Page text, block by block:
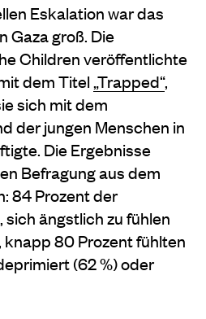
Eskalation war das
Gaza groß. Die
Children veröffentlichte
dem Titel„Trapped“,
sich mit dem
der jungen Menschen in
Die Ergebnisse
Befragung aus dem
84 Prozent der
ängstlich zu fühlen
knapp 80 Prozent fühlten
(62 %) oder